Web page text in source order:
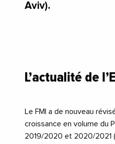
Aviv).
L’actualité de
Le FMI a de nouveau
croissance en volume du
2019/2020 et 2020/2021